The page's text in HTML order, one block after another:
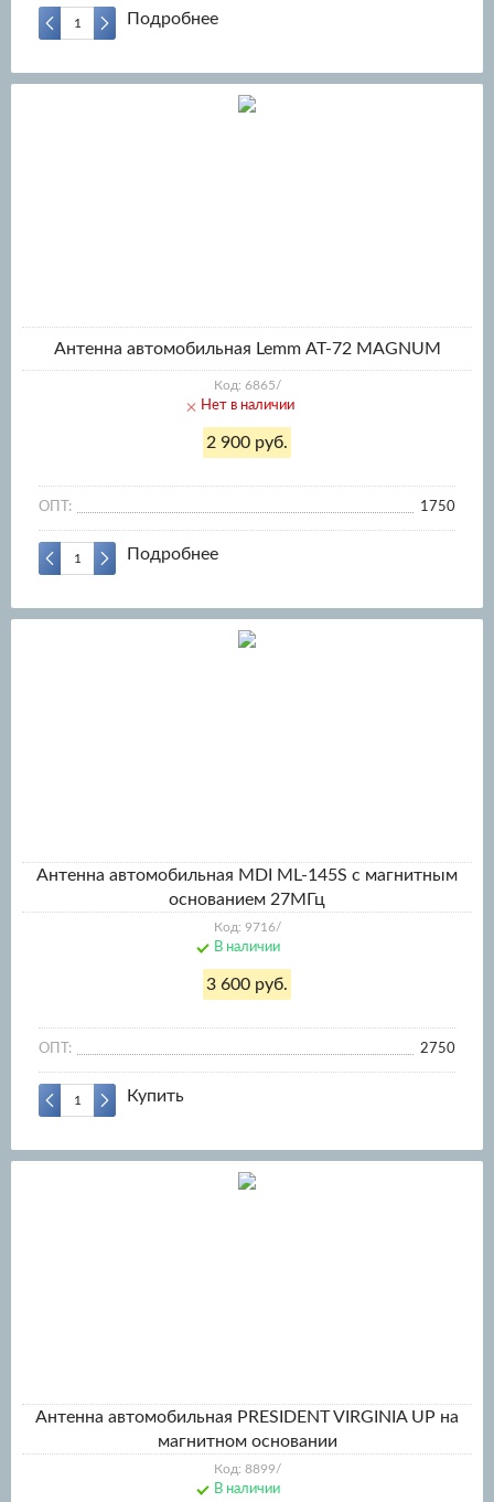
Подробнее
Антенна автомобильная Lemm АТ-72 MAGNUM
Код: 6865/
Нет в наличии
2 900 руб.
ОПТ: 1750
Подробнее
Антенна автомобильная MDI ML-145S с магнитным
основанием 27МГц
Код: 9716/
В наличии
3 600 руб.
ОПТ: 2750
Купить
Антенна автомобильная PRESIDENT VIRGINIA UP на
магнитном основании
Код: 8899/
В наличии